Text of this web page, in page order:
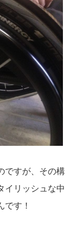
ですが、その構
リッシュな中
です！